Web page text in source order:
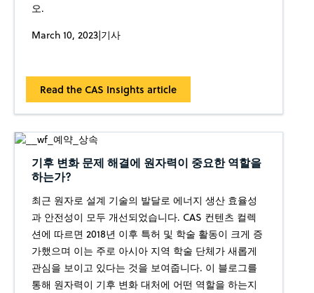
오.
March 10, 2023|기사
Read the CAS Insights article
기후 변화 문제 해결에 원자력이 중요한 역할을
하는가?
최근 원자로 설계 기술의 발달로 에너지 생산 효율성
과 안전성이 모두 개선되었습니다. CAS 컨텐츠 컬렉
션에 따르면 2018년 이후 특허 및 학술 활동이 크게 증
가했으며 이는 주로 아시아 지역 학술 단체가 새롭게
관심을 보이고 있다는 것을 보여줍니다. 이 블로그를
통해 원자력이 기후 변화 대처에 어떤 역할을 하는지